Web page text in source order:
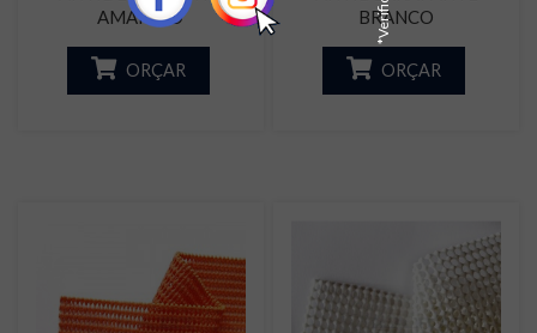
AMARELO
ORÇAR
BRANCO
ORÇAR